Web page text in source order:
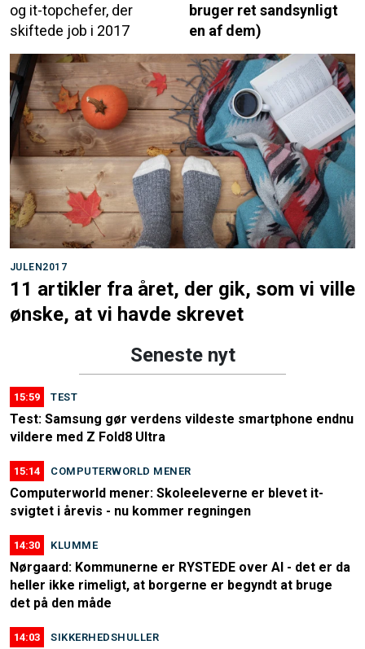
og it-topchefer, der
skiftede job i 2017
bruger ret sandsynligt
en af dem)
JULEN2017
11 artikler fra året, der gik, som vi ville
ønske, at vi havde skrevet
Seneste nyt
15:59 TEST
Test: Samsung gør verdens vildeste smartphone endnu
vildere med Z Fold8 Ultra
15:14 COMPUTERWORLD MENER
Computerworld mener: Skoleeleverne er blevet it-
svigtet i årevis - nu kommer regningen
14:30 KLUMME
Nørgaard: Kommunerne er RYSTEDE over AI - det er da
heller ikke rimeligt, at borgerne er begyndt at bruge
det på den måde
14:03 SIKKERHEDSHULLER